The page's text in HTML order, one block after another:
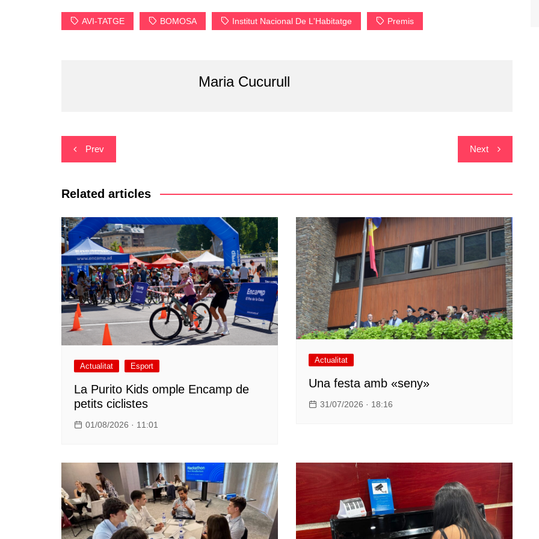
AVI-TATGE BOMOSA Institut Nacional De L'Habitatge Premis
Maria Cucurull
Navegació
d'entrades
Prev Next
Related articles
Actualitat Esport
La Purito Kids omple Encamp de
petits ciclistes
01/08/2026 · 11:01
Actualitat
Una festa amb «seny»
31/07/2026 · 18:16